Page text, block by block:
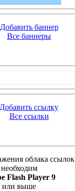
Добавить баннер
Все баннеры
Добавить ссылку
Все ссылки
облака ссылок
необходим
Flash Player 9
или выше